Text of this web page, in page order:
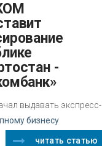
-
выдавать экспресс-
бизнесу
читать статью